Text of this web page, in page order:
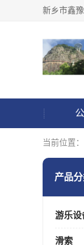
当前位置：
产品
游乐设
滑索